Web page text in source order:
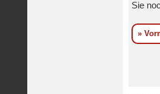
Sie
»